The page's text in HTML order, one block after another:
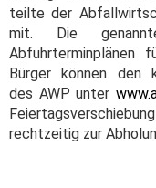
teilte der
mit. Die
Abfuhrterminplänen
Bürger können den
des AWP unter
rechtzeitig zur